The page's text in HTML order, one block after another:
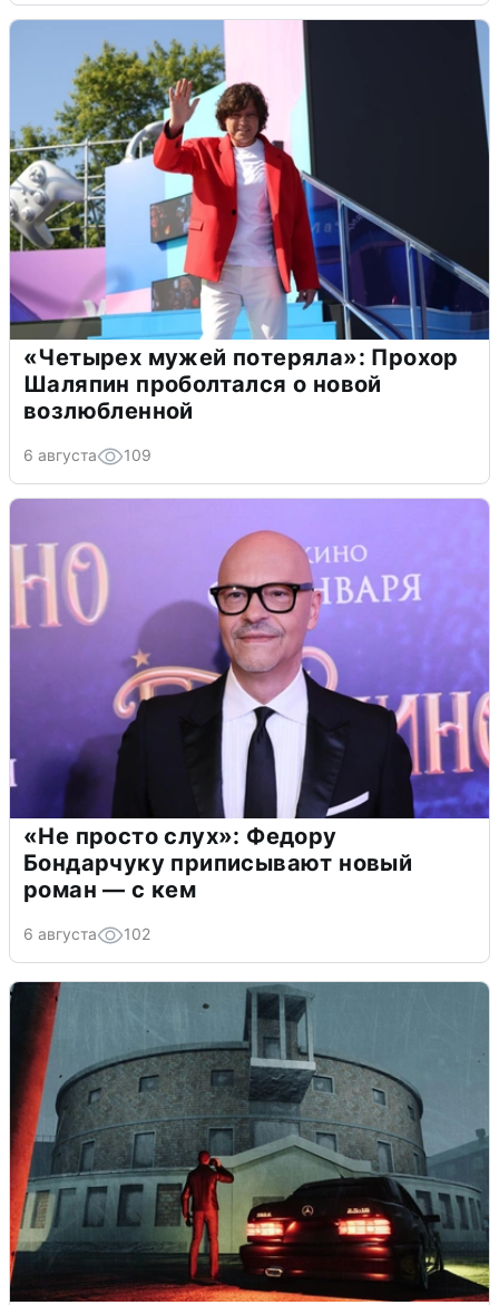
«Четырех мужей потеряла»: Прохор
Шаляпин проболтался о новой
возлюбленной
6 августа 109
«Не просто слух»: Федору
Бондарчуку приписывают новый
роман — с кем
6 августа 102